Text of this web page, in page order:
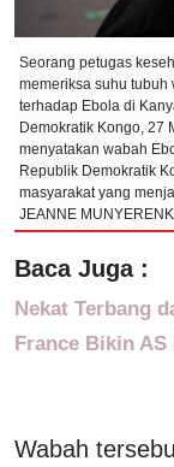
Seorang petugas
memeriksa suhu
terhadap Ebola di
Demokratik Kongo, 27
menyatakan wabah
Republik Demokratik
masyarakat yang
JEANNE
Baca Juga :
Nekat Terbang
France Bikin
Wabah